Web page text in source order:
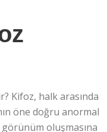
Kifoz, halk arasında
öne doğru anormal
oluşmasına